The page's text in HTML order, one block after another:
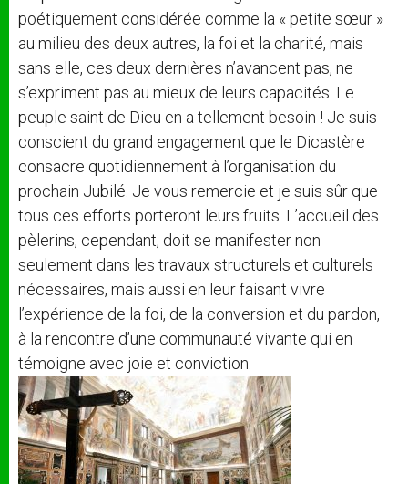
poétiquement considérée comme la « petite sœur »
au milieu des deux autres, la foi et la charité, mais
sans elle, ces deux dernières n’avancent pas, ne
s’expriment pas au mieux de leurs capacités. Le
peuple saint de Dieu en a tellement besoin ! Je suis
conscient du grand engagement que le Dicastère
consacre quotidiennement à l’organisation du
prochain Jubilé. Je vous remercie et je suis sûr que
tous ces efforts porteront leurs fruits. L’accueil des
pèlerins, cependant, doit se manifester non
seulement dans les travaux structurels et culturels
nécessaires, mais aussi en leur faisant vivre
l’expérience de la foi, de la conversion et du pardon,
à la rencontre d’une communauté vivante qui en
témoigne avec joie et conviction.